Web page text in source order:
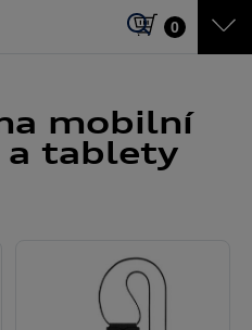
0
mobilní
tablety